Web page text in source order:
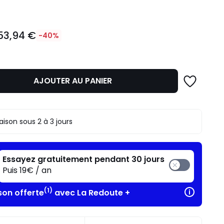
€ -40%
AJOUTER AU PANIER
sous 2 à 3 jours
Essayez gratuitement pendant 30 jours
Puis 19€ / an
offerte(1) avec La Redoute +